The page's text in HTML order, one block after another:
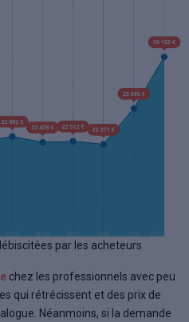
par les acheteurs
chez les professionnels avec peu
qui rétrécissent et des prix de
Néanmoins, si la demande